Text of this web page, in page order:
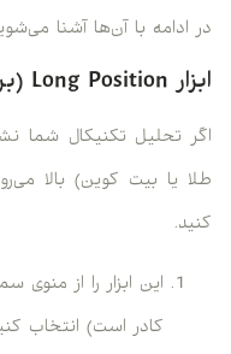
در ادامه با آن‌ها آشنا
ابزار Long Position (برای معاملات خرید)
اگر تحلیل تکنیکال شما
کنید.
این ابزار را از
کادر است) انتخاب